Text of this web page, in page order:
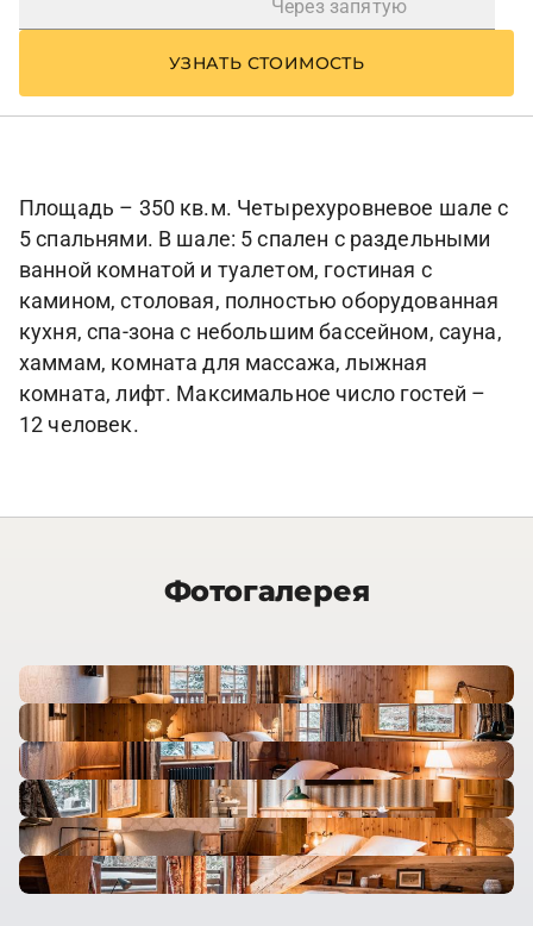
УЗНАТЬ СТОИМОСТЬ
Площадь – 350 кв.м. Четырехуровневое шале с
5 спальнями. В шале: 5 спален с раздельными
ванной комнатой и туалетом, гостиная с
камином, столовая, полностью оборудованная
кухня, спа-зона с небольшим бассейном, сауна,
хаммам, комната для массажа, лыжная
комната, лифт. Максимальное число гостей –
12 человек.
Фотогалерея